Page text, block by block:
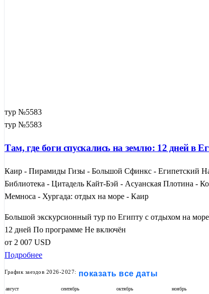
тур №5583
тур №5583
Там, где боги спускались на землю: 12 дней в
Каир - Пирамиды Гизы - Большой Сфинкс - Египетский
Библиотека - Цитадель Кайт-Бэй - Асуанская Плотина
Мемноса - Хургада: отдых на море - Каир
Большой экскурсионный тур по Египту с отдыхом на
12 дней По программе Не включён
от 2 007 USD
Подробнее
График заездов 2026-2027: показать все даты
август сентябрь октябрь ноябрь